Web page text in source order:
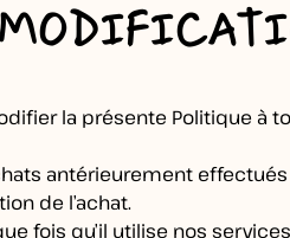
la présente Politique
antérieurement
de l’achat.
fois qu’il utilise nos